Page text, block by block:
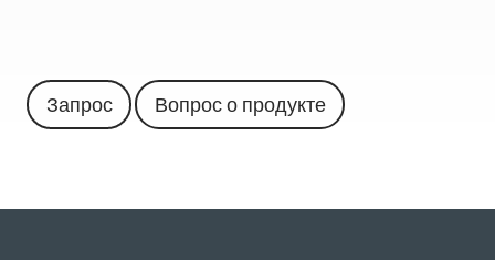
Запрос Вопрос о продукте